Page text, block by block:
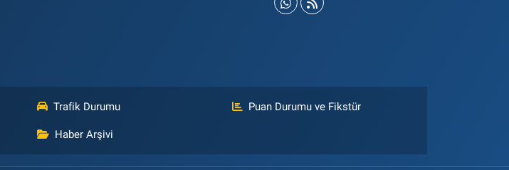
Trafik Durumu Puan Durumu ve Fikstür
Haber Arşivi